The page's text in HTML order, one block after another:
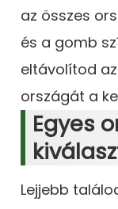
az összes
és a gomb
eltávolítod
országát a
Egyes
Lejjebb